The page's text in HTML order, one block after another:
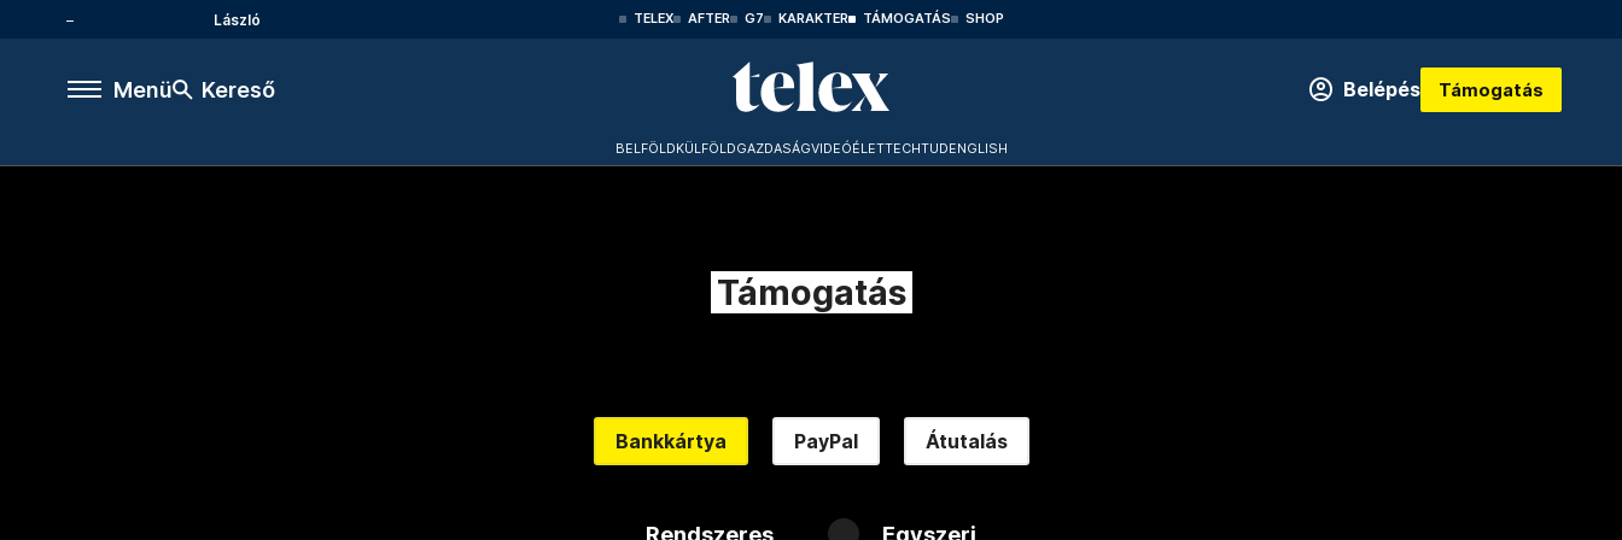
László TELEX AFTER G7 KARAKTER TÁMOGATÁS SHOP
Menü Kereső Belépés Támogatás
BELFÖLDKÜLFÖLDGAZDASÁGVIDEÓÉLETTECHTUDENGLISH
Támogatás
Bankkártya PayPal Átutalás
Rendszeres Egyszeri